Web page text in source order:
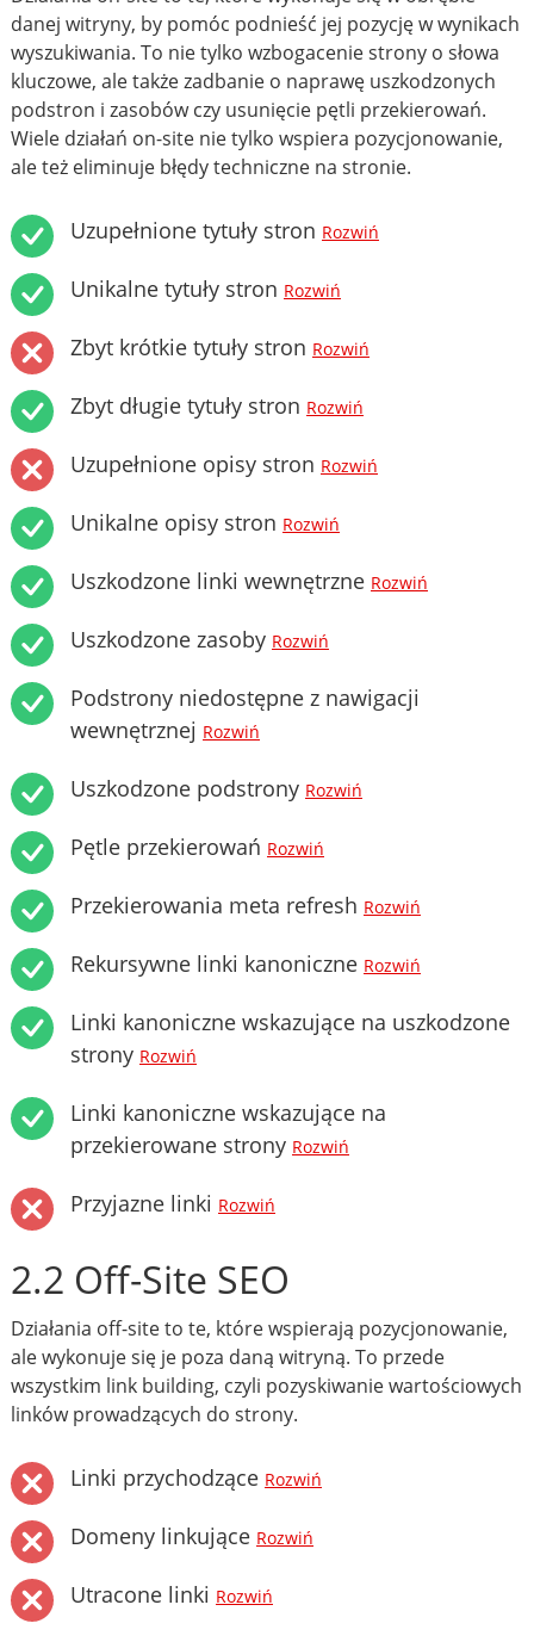
danej witryny, by pomóc podnieść jej pozycję w wynikach
wyszukiwania. To nie tylko wzbogacenie strony o słowa
kluczowe, ale także zadbanie o naprawę uszkodzonych
podstron i zasobów czy usunięcie pętli przekierowań.
Wiele działań on-site nie tylko wspiera pozycjonowanie,
ale też eliminuje błędy techniczne na stronie.
Uzupełnione tytuły stron Rozwiń
Unikalne tytuły stron Rozwiń
Zbyt krótkie tytuły stron Rozwiń
Zbyt długie tytuły stron Rozwiń
Uzupełnione opisy stron Rozwiń
Unikalne opisy stron Rozwiń
Uszkodzone linki wewnętrzne Rozwiń
Uszkodzone zasoby Rozwiń
Podstrony niedostępne z nawigacji
wewnętrznej Rozwiń
Uszkodzone podstrony Rozwiń
Pętle przekierowań Rozwiń
Przekierowania meta refresh Rozwiń
Rekursywne linki kanoniczne Rozwiń
Linki kanoniczne wskazujące na uszkodzone
strony Rozwiń
Linki kanoniczne wskazujące na
przekierowane strony Rozwiń
Przyjazne linki Rozwiń
2.2 Off-Site SEO
Działania off-site to te, które wspierają pozycjonowanie,
ale wykonuje się je poza daną witryną. To przede
wszystkim link building, czyli pozyskiwanie wartościowych
linków prowadzących do strony.
Linki przychodzące Rozwiń
Domeny linkujące Rozwiń
Utracone linki Rozwiń